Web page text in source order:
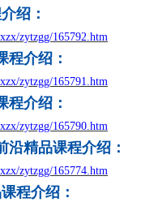
绍 ：
zytzgg/165792.htm
程介绍 ：
zytzgg/165791.htm
程介绍 ：
zytzgg/165790.htm
沿精品课程介绍 ：
zytzgg/165774.htm
程介绍 ：